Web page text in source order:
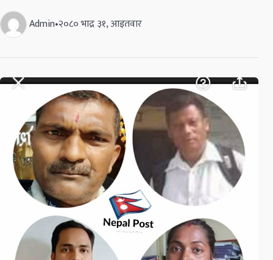
Admin•२०८० भाद्र ३१, आइतवार